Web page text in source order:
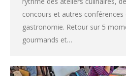
concours et autres conférences
gastronomie. Retour sur 5
gourmands et…